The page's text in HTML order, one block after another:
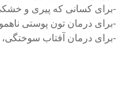
-برای کسانی که پیری و
-برای درمان تون پوستی
-برای درمان آفتاب